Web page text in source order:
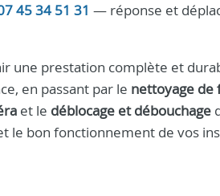
45 34 51 31 — réponse et
une prestation complète et
en passant par le nettoyage de
et le déblocage et débouchage
bon fonctionnement de vos